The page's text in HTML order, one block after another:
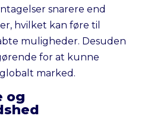
snarere end
hvilket kan føre til
muligheder. Desuden
for at kunne
marked.
og